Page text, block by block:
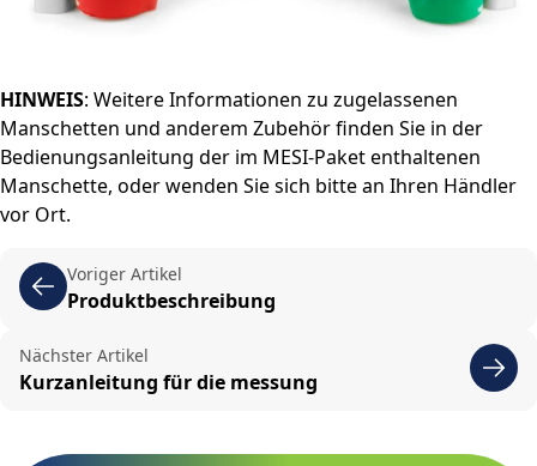
HINWEIS: Weitere Informationen zu zugelassenen
Manschetten und anderem Zubehör finden Sie in der
Bedienungsanleitung der im MESI-Paket enthaltenen
Manschette, oder wenden Sie sich bitte an Ihren Händler
vor Ort.
Voriger Artikel
Produktbeschreibung
Nächster Artikel
Kurzanleitung für die messung